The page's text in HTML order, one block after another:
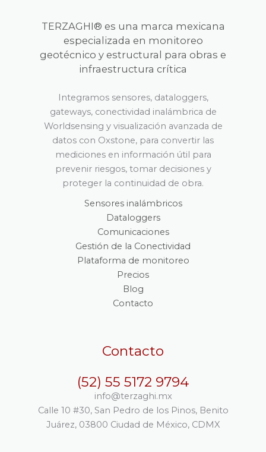
TERZAGHI® es una marca mexicana
especializada en monitoreo
geotécnico y estructural para obras e
infraestructura crítica
Integramos sensores, dataloggers,
gateways, conectividad inalámbrica de
Worldsensing y visualización avanzada de
datos con Oxstone, para convertir las
mediciones en información útil para
prevenir riesgos, tomar decisiones y
proteger la continuidad de obra.
Sensores inalámbricos
Dataloggers
Comunicaciones
Gestión de la Conectividad
Plataforma de monitoreo
Precios
Blog
Contacto
Contacto
(52) 55 5172 9794
info@terzaghi.mx
Calle 10 #30, San Pedro de los Pinos, Benito
Juárez, 03800 Ciudad de México, CDMX